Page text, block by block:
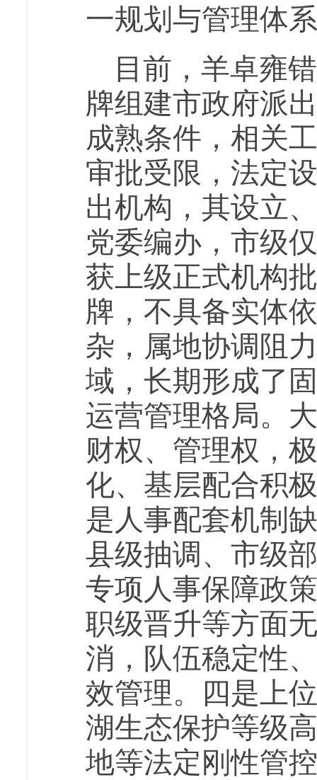
一规划与管理体
目前，羊卓雍
牌组建市政府派
成熟条件，相关
审批受限，法定
出机构，其设立
党委编办，市级
获上级正式机构
牌，不具备实体
杂，属地协调阻
域，长期形成了
运营管理格局。
财权、管理权，
化、基层配合积
是人事配套机制
县级抽调、市级
专项人事保障政
职级晋升等方面
消，队伍稳定性
效管理。
四是上
湖生态保护等级
地等法定刚性管